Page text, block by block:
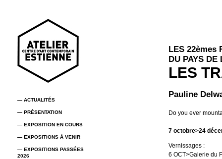
— ACTUALITÉS
— PRÉSENTATION
— EXPOSITION EN COURS
— EXPOSITIONS À VENIR
— EXPOSITIONS PASSÉES
2026
LES 22èmes
DU PAYS DE
LES
Pauline
Do you ever
7 octobre>24
Vernissages :
6 OCT>Galerie du